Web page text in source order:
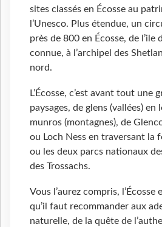
sites classés en Écosse au
l’Unesco. Plus étendue, un
près de 800 en Écosse, de l’ile
connue, à l’archipel des
nord.
L’Écosse, c’est avant tout une
paysages, de glens (vallées) en
munros (montagnes), de
ou Loch Ness en traversant la
ou les deux parcs nationaux
des Trossachs.
Vous l’aurez compris,
qu’il faut recommander aux
naturelle, de la quête de